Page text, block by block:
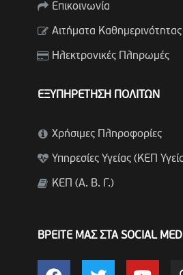
Επικοινωνία
Αιτήματα Καθημερινότητας
Ηλεκτρονικές Πληρωμές
ΕΞΥΠΗΡΕΤΗΣΗ ΠΟΛΙΤΩΝ
Χρήσιμες Πληροφορίες
Υπηρεσίες Υγείας (ΚΕΠ
ΚΕΠ (Α. Β. Γ.)
ΒΡΕΙΤΕ ΜΑΣ ΣΤΑ SOCIAL